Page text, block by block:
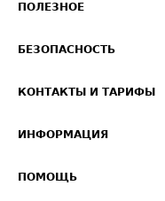
ПОЛЕЗНОЕ
Звезды ATI.SU на вашем сайте
Средние ставки
БЕЗОПАСНОСТЬ
Светофор+
О формировании Паспорта
КОНТАКТЫ И ТАРИФЫ
Реклама на сайте
ИНФОРМАЦИЯ
ПОМОЩЬ